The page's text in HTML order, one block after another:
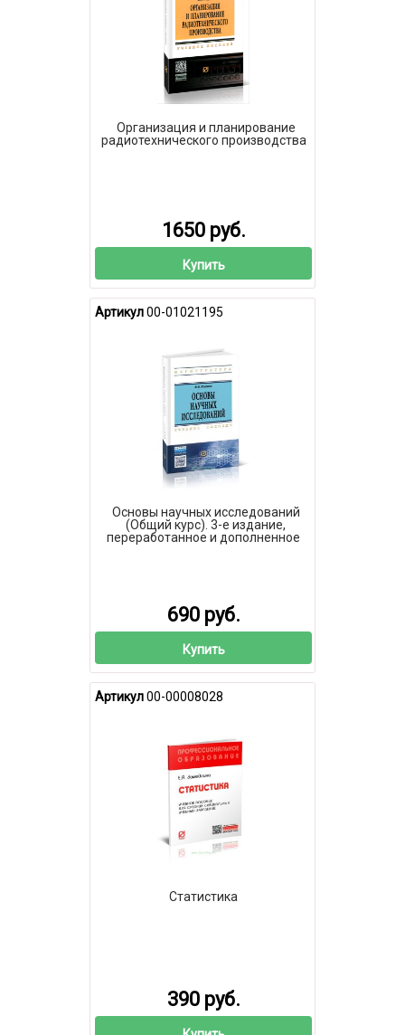
Организация и планирование
радиотехнического производства
1650 руб.
Купить
Артикул00-01021195
Основы научных исследований
(Общий курс). 3-е издание,
переработанное и дополненное
690 руб.
Купить
Артикул00-00008028
Статистика
390 руб.